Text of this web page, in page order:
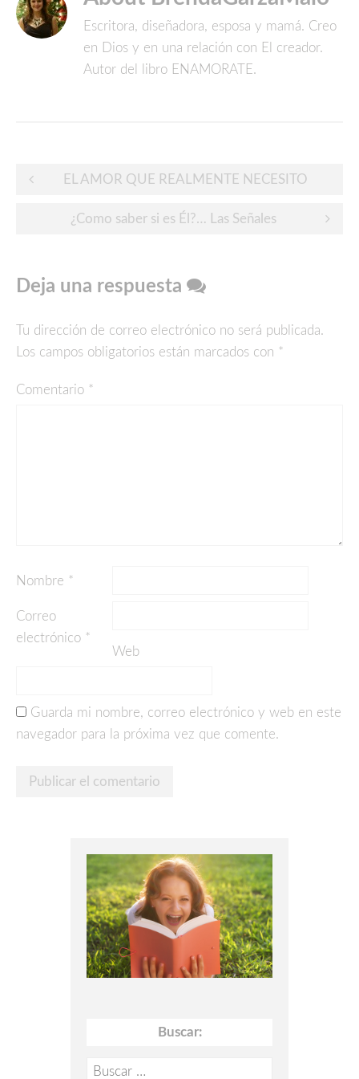
Escritora, diseñadora, esposa y mamá. Creo
en Dios y en una relación con El creador.
Autor del libro ENAMORATE.
Post
navigation
EL AMOR QUE REALMENTE NECESITO
¿Como saber si es Él?… Las Señales
Deja una respuesta
Tu dirección de correo electrónico no será publicada.
Los campos obligatorios están marcados con *
Comentario *
Nombre *
Correo
electrónico *
Web
Guarda mi nombre, correo electrónico y web en este
navegador para la próxima vez que comente.
Buscar:
Buscar: